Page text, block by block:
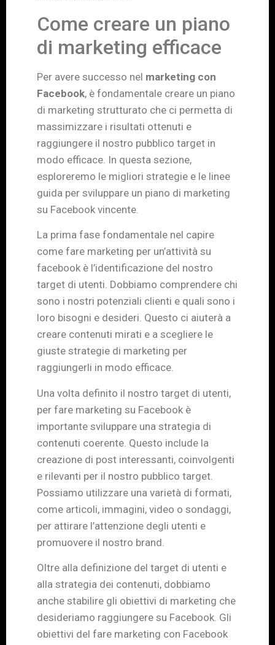
Come creare un piano
di marketing efficace
Per avere successo nel marketing con
Facebook, è fondamentale creare un piano
di marketing strutturato che ci permetta di
massimizzare i risultati ottenuti e
raggiungere il nostro pubblico target in
modo efficace. In questa sezione,
esploreremo le migliori strategie e le linee
guida per sviluppare un piano di marketing
su Facebook vincente.
La prima fase fondamentale nel capire
come fare marketing per un’attività su
facebook è l’identificazione del nostro
target di utenti. Dobbiamo comprendere chi
sono i nostri potenziali clienti e quali sono i
loro bisogni e desideri. Questo ci aiuterà a
creare contenuti mirati e a scegliere le
giuste strategie di marketing per
raggiungerli in modo efficace.
Una volta definito il nostro target di utenti,
per fare marketing su Facebook è
importante sviluppare una strategia di
contenuti coerente. Questo include la
creazione di post interessanti, coinvolgenti
e rilevanti per il nostro pubblico target.
Possiamo utilizzare una varietà di formati,
come articoli, immagini, video o sondaggi,
per attirare l’attenzione degli utenti e
promuovere il nostro brand.
Oltre alla definizione del target di utenti e
alla strategia dei contenuti, dobbiamo
anche stabilire gli obiettivi di marketing che
desideriamo raggiungere su Facebook. Gli
obiettivi del fare marketing con Facebook